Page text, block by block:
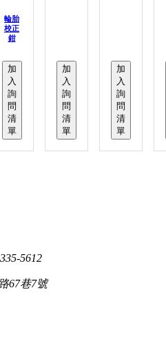
輪胎
校正
鉗
加
入
詢
問
清
單
加
入
詢
問
清
單
加
入
詢
問
清
單
5612
67巷7號